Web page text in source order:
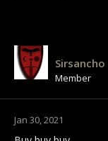
Sirsancho
Member
Jan 30, 2021